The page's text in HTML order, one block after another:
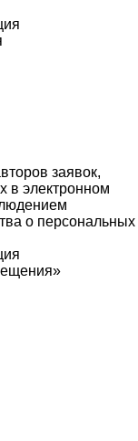
заявок,
в электронном
о персональных